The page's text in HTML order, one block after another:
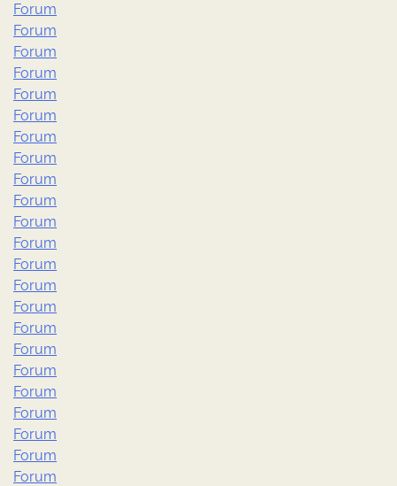
Forum
Forum
Forum
Forum
Forum
Forum
Forum
Forum
Forum
Forum
Forum
Forum
Forum
Forum
Forum
Forum
Forum
Forum
Forum
Forum
Forum
Forum
Forum